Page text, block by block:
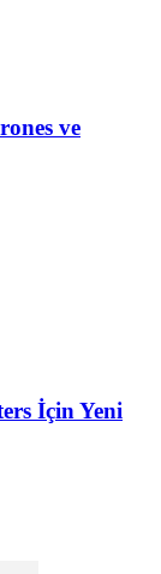
ve
İçin Yeni